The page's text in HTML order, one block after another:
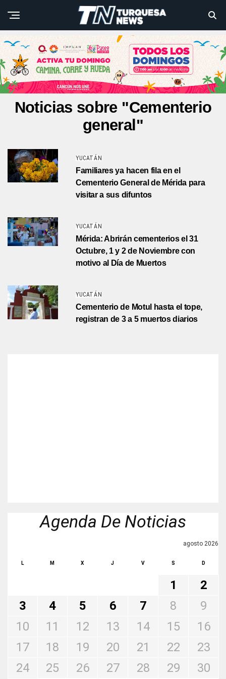
Noticias sobre "Cementerio
general"
YUCATÁN
Familiares ya hacen fila en el
Cementerio General de Mérida para
visitar a sus difuntos
YUCATÁN
Mérida: Abrirán cementerios el 31
Octubre, 1 y 2 de Noviembre con
motivo al Día de Muertos
YUCATÁN
Cementerio de Motul hasta el tope,
registran de 3 a 5 muertos diarios
Agenda De Noticias
agosto 2026
L M X J V S D
1
2
3
4 5 6 7 8
9
10
11 12 13 14 15
16
17
18 19 20 21 22
23
24
25 26 27 28 29 30